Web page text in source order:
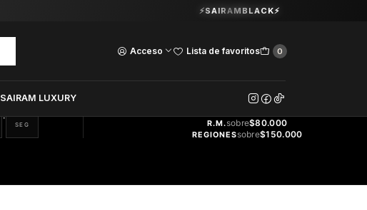
Acceso Lista de favoritos 0
SAIRAM LUXURY
Guardia Vieja 202. Oficina 102.Ver Horarios
⚡SAIRAMBLACK⚡
: 01
SEG
GRATIS
R.M.sobre$80.000
REGIONESsobre$150.000